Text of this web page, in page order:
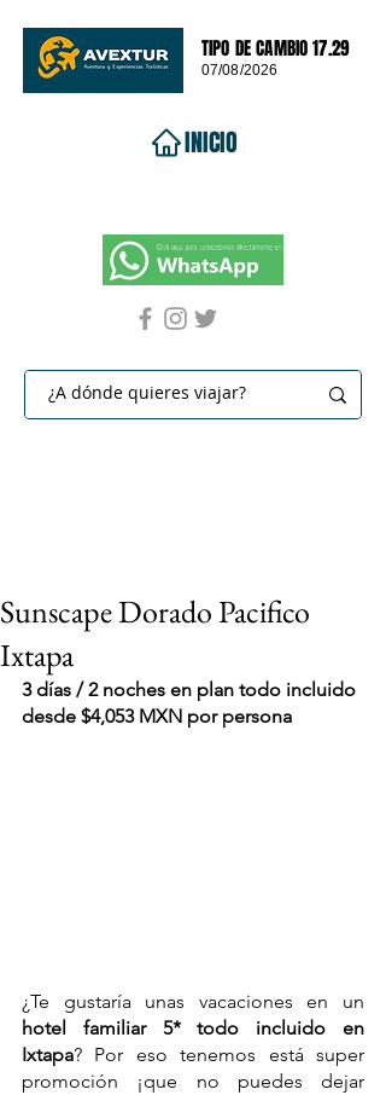
TIPO DE CAMBIO 17.29
07/08/2026
INICIO
VIAJES 2027
Sunscape Dorado Pacifico
Ixtapa
3 días / 2 noches en plan todo incluido
desde $4,053 MXN por persona
hotel familiar 5* todo incluido en
Ixtapa? Por eso tenemos está super
promoción ¡que no puedes dejar